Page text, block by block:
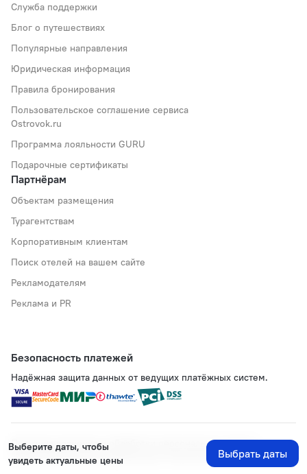
Выберите даты, чтобы
увидеть актуальные цены
Выбрать даты
Служба поддержки
Блог о путешествиях
Популярные направления
Юридическая информация
Правила бронирования
Пользовательское соглашение сервиса
Ostrovok.ru
Программа лояльности GURU
Подарочные сертификаты
Партнёрам
Объектам размещения
Турагентствам
Корпоративным клиентам
Поиск отелей на вашем сайте
Рекламодателям
Реклама и PR
Безопасность платежей
Надёжная защита данных от ведущих платёжных систем.
Политика хранения и обработки персональных данных
Применяются рекомендательные технологии